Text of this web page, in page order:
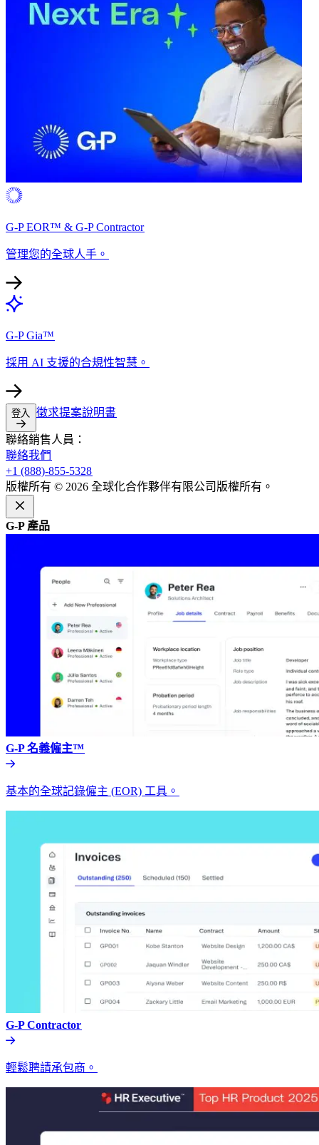
G-P EOR™ & G-P Contractor​​
管理您的全球人手。​​
G-P Gia™​​
採用 AI 支援的合規性智慧。​​
登入​​ 徵求提案說明書​​
聯絡銷售人員：​​
聯絡我們​​
+1 (888)-855-5328​​
版權所有 © 2026 全球化合作夥伴有限公司版權所有。​​
G-P 產品​​
G-P 名義僱主™​​
基本的全球記錄僱主 (EOR) 工具。​​
G-P Contractor​​
輕鬆聘請承包商。​​